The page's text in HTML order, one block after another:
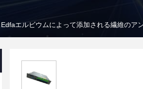
Edfaエルビウムによって添加される繊維のア